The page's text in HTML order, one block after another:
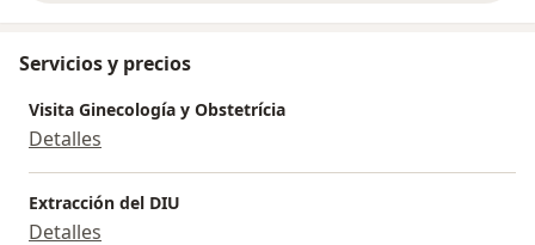
Servicios y precios
Visita Ginecología y Obstetrícia
Detalles
Extracción del DIU
Detalles